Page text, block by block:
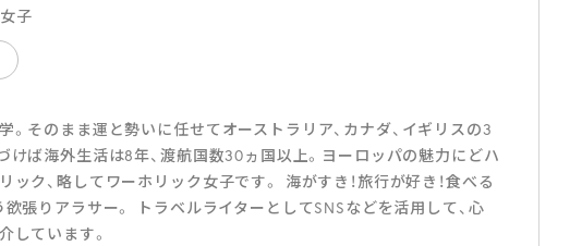
子
そのまま運と勢いに任せてオーストラリア、カナダ、イギリスの3
けば海外生活は8年、渡航国数30ヵ国以上。ヨーロッパの魅力にどハ
ク、略してワーホリック女子です。 海がすき！旅行が好き！食べる
張りアラサー。 トラベルライターとしてSNSなどを活用して、心
しています。